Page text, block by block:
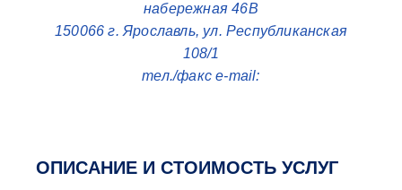
набережная 46В
150066 г. Ярославль, ул. Республиканская
108/1
тел./факс e-mail:
ОПИСАНИЕ И СТОИМОСТЬ УСЛУГ